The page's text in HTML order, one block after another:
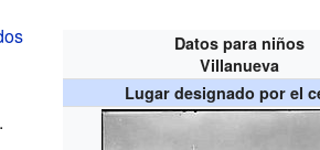
Datos para niños
Villanueva
Lugar designado por el